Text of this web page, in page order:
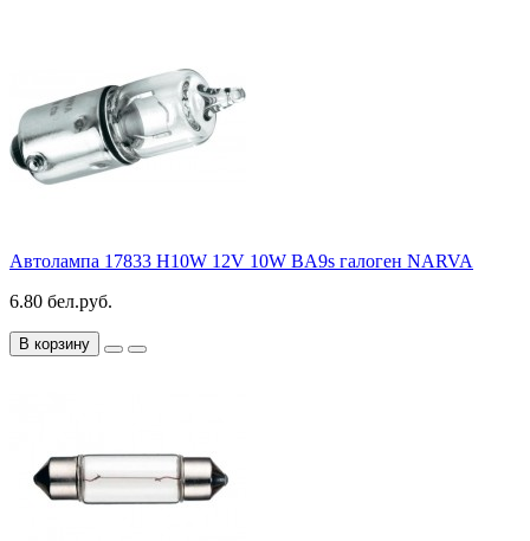
Автолампа 17833 H10W 12V 10W BA9s галоген NARVA
6.80 бел.руб.
В корзину